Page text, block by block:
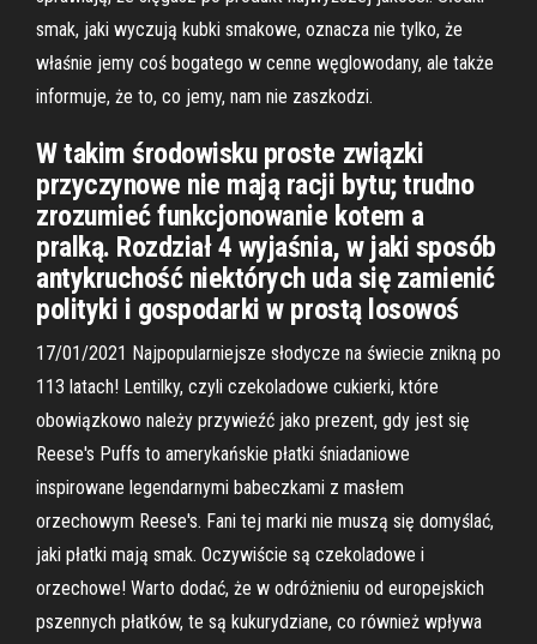
smak, jaki wyczują kubki smakowe, oznacza nie tylko, że
właśnie jemy coś bogatego w cenne węglowodany, ale także
informuje, że to, co jemy, nam nie zaszkodzi.
W takim środowisku proste związki
przyczynowe nie mają racji bytu; trudno
zrozumieć funkcjonowanie kotem a
pralką. Rozdział 4 wyjaśnia, w jaki sposób
antykruchość niektórych uda się zamienić
polityki i gospodarki w prostą losowoś
17/01/2021 Najpopularniejsze słodycze na świecie znikną po
113 latach! Lentilky, czyli czekoladowe cukierki, które
obowiązkowo należy przywieźć jako prezent, gdy jest się
Reese's Puffs to amerykańskie płatki śniadaniowe
inspirowane legendarnymi babeczkami z masłem
orzechowym Reese's. Fani tej marki nie muszą się domyślać,
jaki płatki mają smak. Oczywiście są czekoladowe i
orzechowe! Warto dodać, że w odróżnieniu od europejskich
pszennych płatków, te są kukurydziane, co również wpływa